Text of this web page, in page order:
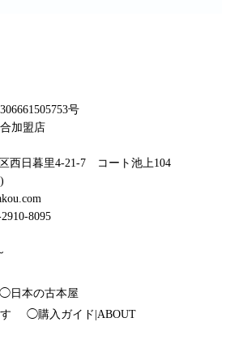
号
加盟店
西日暮里4-21-7 コート池上104
8095
◯日本の古本屋
◯購入ガイド|ABOUT